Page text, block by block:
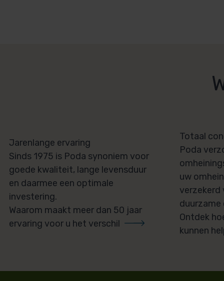
Jarenlange ervaring
Sinds 1975 is Poda synoniem voor
goede kwaliteit, lange levensduur
en daarmee een optimale
investering.
Waarom maakt meer dan 50 jaar
ervaring voor u het verschil
Totaal
Poda
uw
verzekerd
duurzame
Ontdek
kunnen